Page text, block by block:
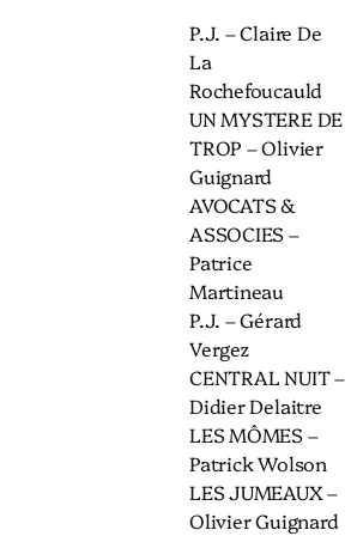
P.J. – Claire De
La
Rochefoucauld
UN MYSTERE DE
TROP – Olivier
Guignard
AVOCATS &
ASSOCIES –
Patrice
Martineau
P.J. – Gérard
Vergez
CENTRAL NUIT –
Didier Delaitre
LES MÔMES –
Patrick Wolson
LES JUMEAUX –
Olivier Guignard